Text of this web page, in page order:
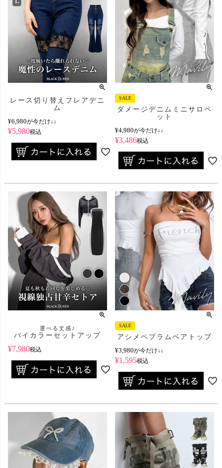
レース切り替えフレアデニ
ム
¥6,980が今だけ↓↓
¥5,980税込
SALE
ダメージデニムミニサロペ
ット
¥4,980が今だけ↓↓
¥3,486税込
選べる丈感♪
バイカラーセットアップ
¥7,980税込
SALE
アシメペプラムベアトップ
¥3,980が今だけ↓↓
¥1,595税込